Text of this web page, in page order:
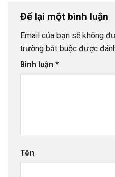
Để lại một bình luận
Email của bạn sẽ không
trường bắt buộc được
Bình luận *
Tên